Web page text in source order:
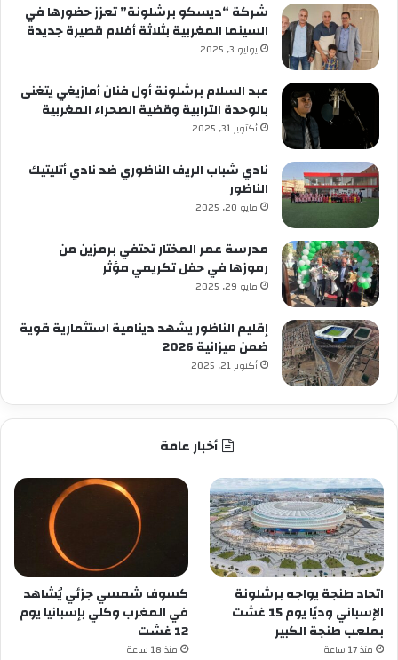
شركة “ديسكو برشلونة” تعزز حضورها في
السينما المغربية بثلاثة أفلام قصيرة جديدة
يوليو 3, 2025
عبد السلام برشلونة أول فنان أمازيغي يتغنى
بالوحدة الترابية وقضية الصحراء المغربية
أكتوبر 31, 2025
نادي شباب الريف الناظوري ضد نادي أتليتيك
الناظور
مايو 20, 2025
مدرسة عمر المختار تحتفي برمزين من
رموزها في حفل تكريمي مؤثر
مايو 29, 2025
إقليم الناظور يشهد دينامية استثمارية قوية
ضمن ميزانية 2026
أكتوبر 21, 2025
أخبار عامة
اتحاد طنجة يواجه برشلونة
الإسباني وديًا يوم 15 غشت
بملعب طنجة الكبير
منذ 17 ساعة
كسوف شمسي جزئي يُشاهد
في المغرب وكلي بإسبانيا يوم
12 غشت
منذ 18 ساعة